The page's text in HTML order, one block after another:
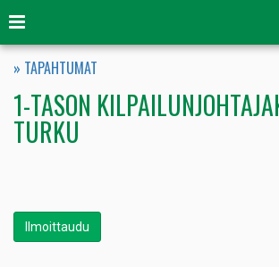
Valikko
» TAPAHTUMAT
1-TASON
TURKU
Ilmoittaudu